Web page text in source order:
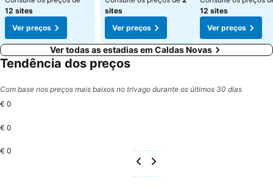
12 sites
Ver preços
sites
Ver preços
12 sites
Ver preços
Ver todas as estadias em Caldas Novas
Tendência dos preços
Com base nos preços mais baixos no trivago durante os últimos 30 dias
€ 0
€ 0
€ 0